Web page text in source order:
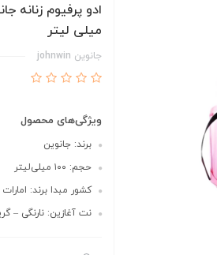
میلی لیتر
جانوین johnwin
ویژگی‌های محصول
برند: جانوین
حجم: ۱۰۰ میلی‌لیتر
کشور مبدا برند: امارات
نت آغازین: نارنگی –